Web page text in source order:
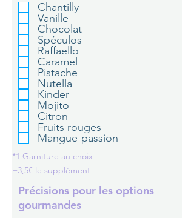
Chantilly
Vanille
Chocolat
Spéculos
Raffaello
Caramel
Pistache
Nutella
Kinder
Mojito
Citron
Fruits rouges
Mangue-passion
*1 Garniture au choix
+3,5€ le supplément
Précisions pour les options
gourmandes